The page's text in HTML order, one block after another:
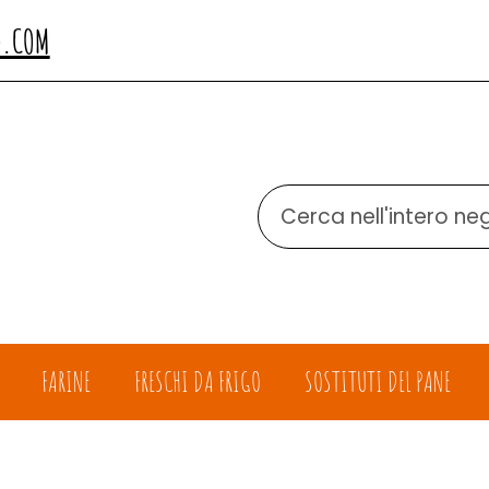
Cerca
Prodotto
FARINE FRESCHI DA FRIGO SOSTITUTI DEL PANE